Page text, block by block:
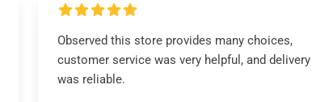
Observed this store provides many choices,
customer service was very helpful, and delivery
was reliable.